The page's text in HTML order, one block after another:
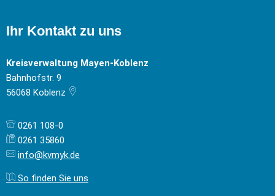
Ihr Kontakt zu uns
Kreisverwaltung Mayen-Koblenz
Bahnhofstr. 9
56068 Koblenz
0261 108-0
0261 35860
info@kvmyk.de
So finden Sie uns